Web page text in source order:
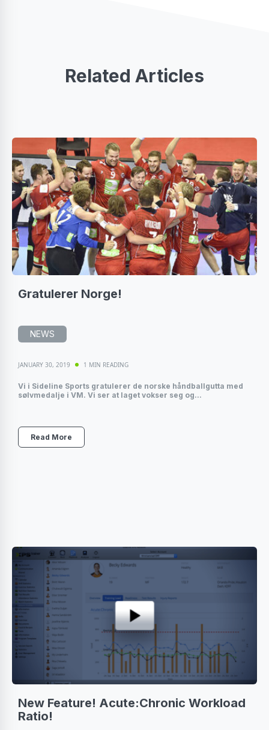
Related Articles
Gratulerer Norge!
NEWS
JANUARY 30, 2019 1 MIN READING
Vi i Sideline Sports gratulerer de norske håndballgutta med
sølvmedalje i VM. Vi ser at laget vokser seg og...
Read More
New Feature! Acute:Chronic Workload
Ratio!